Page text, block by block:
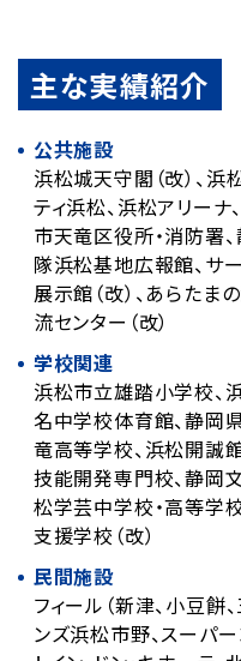
主な実績紹介
公共施設
浜松城天守閣（改）、
ティ浜松、浜松アリー
市天竜区役所・消防署
隊浜松基地広報館、サ
展示館（改）、あらた
流センター（改）
学校関連
浜松市立雄踏小学校、
名中学校体育館、静岡
竜高等学校、浜松開誠
技能開発専門校、静岡
松学芸中学校・高等学
支援学校（改）
民間施設
フィール（新津、小豆餅
ンズ浜松市野、スーパ